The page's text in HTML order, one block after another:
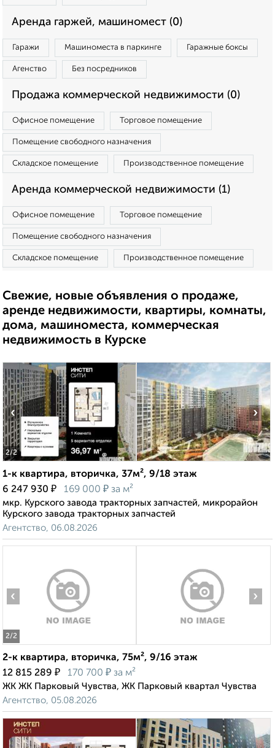
Аренда гаржей, машиномест (0)
Гаражи Машиноместа в паркинге Гаражные боксы
Агенство Без посредников
Продажа коммерческой недвижимости (0)
Офисное помещение Торговое помещение
Помещение свободного назначения
Складское помещение Производственное помещение
Аренда коммерческой недвижимости (1)
Офисное помещение Торговое помещение
Помещение свободного назначения
Складское помещение Производственное помещение
Свежие, новые объявления о продаже,
аренде недвижимости, квартиры, комнаты,
дома, машиноместа, коммерческая
недвижимость в Курске
2/2
‹ ›
1-к квартира, вторичка, 37м², 9/18 этаж
6 247 930 ₽ 169 000 ₽ за м²
мкр. Курского завода тракторных запчастей, микрорайон
Курского завода тракторных запчастей
Агентство, 06.08.2026
2/2
‹ ›
2-к квартира, вторичка, 75м², 9/16 этаж
12 815 289 ₽ 170 700 ₽ за м²
ЖК ЖК Парковый Чувства, ЖК Парковый квартал Чувства
Агентство, 05.08.2026